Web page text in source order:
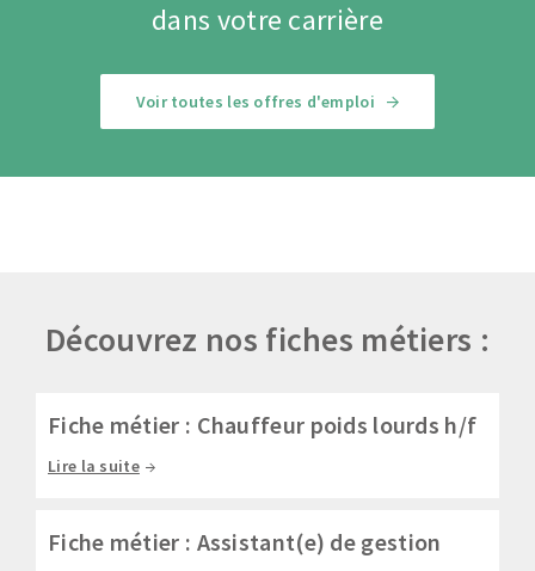
dans votre carrière
Voir toutes les offres d'emploi
Découvrez nos fiches métiers :
Fiche métier : Chauffeur poids lourds h/f
Lire la suite
Fiche métier : Assistant(e) de gestion